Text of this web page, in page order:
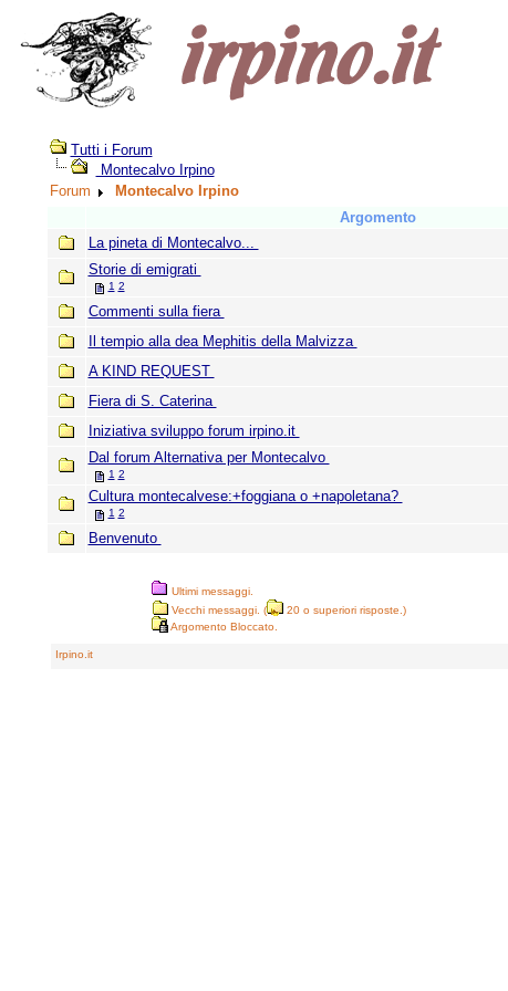
Tutti i Forum
Montecalvo Irpino
Forum
Montecalvo Irpino
Argomento
La pineta di Montecalvo...
Storie di emigrati
1 2
Commenti sulla fiera
Il tempio alla dea Mephitis della Malvizza
A KIND REQUEST
Fiera di S. Caterina
Iniziativa sviluppo forum irpino.it
Dal forum Alternativa per Montecalvo
1 2
Cultura montecalvese:+foggiana o +napoletana?
1 2
Benvenuto
Ultimi messaggi.
Vecchi messaggi. (
20 o superiori risposte.)
Argomento Bloccato.
Irpino.it